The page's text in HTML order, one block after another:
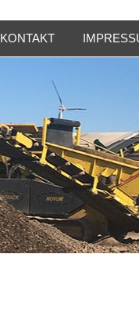
KONTAKT